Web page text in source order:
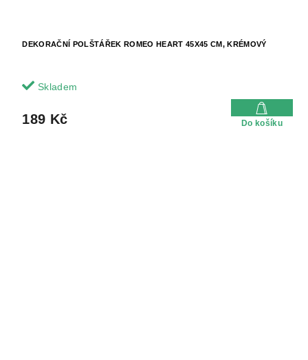
DEKORAČNÍ POLŠTÁŘEK ROMEO HEART 45X45 CM, KRÉMOVÝ
Skladem
189 Kč Do košíku